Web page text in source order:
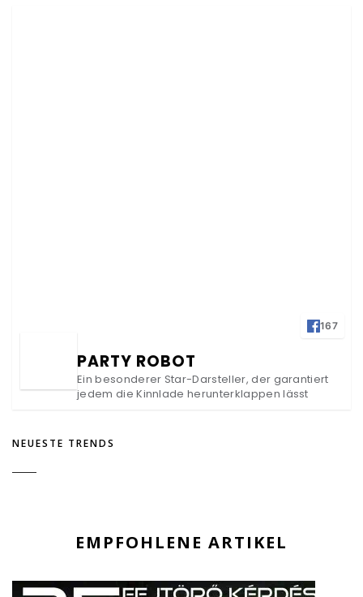
167
PARTY ROBOT
Ein besonderer Star-Darsteller, der garantiert
jedem die Kinnlade herunterklappen lässt
NEUESTE TRENDS
EMPFOHLENE ARTIKEL